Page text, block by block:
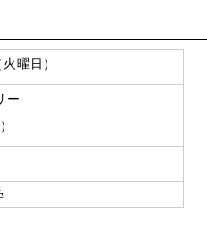
曜日）
ー